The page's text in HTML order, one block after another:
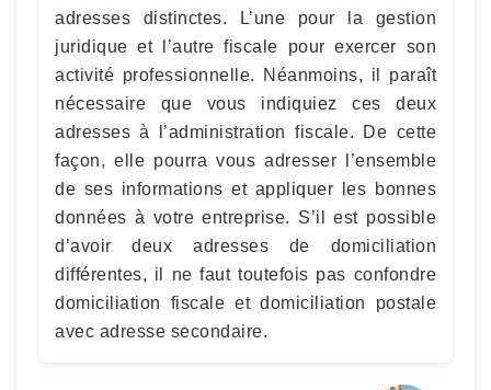
adresses distinctes. L’une pour la gestion
juridique et l’autre fiscale pour exercer son
activité professionnelle. Néanmoins, il paraît
nécessaire que vous indiquiez ces deux
adresses à l’administration fiscale. De cette
façon, elle pourra vous adresser l’ensemble
de ses informations et appliquer les bonnes
données à votre entreprise. S’il est possible
d’avoir deux adresses de domiciliation
différentes, il ne faut toutefois pas confondre
domiciliation fiscale et domiciliation postale
avec adresse secondaire.